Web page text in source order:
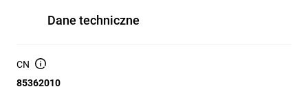
Dane techniczne
CN
85362010